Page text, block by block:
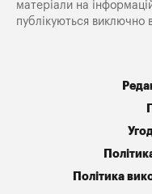
матеріали на
публікуються виключно
Політика